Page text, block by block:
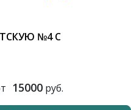
№4 С
15000руб.